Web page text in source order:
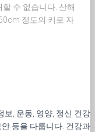
수 없습니다. 산해
정도의 키로 자
보, 운동, 영양, 정신 건강
등을 다룹니다. 건강과